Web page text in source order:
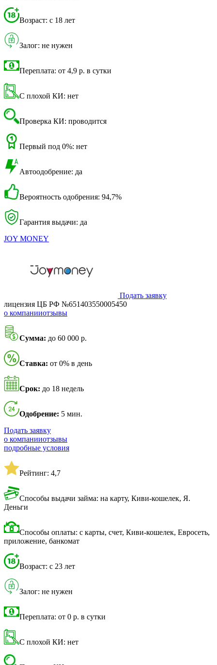
Возраст: с 18 лет
Залог: не нужен
Переплата: от 4,9 р. в сутки
С плохой КИ: нет
Проверка КИ: проводится
Первый под 0%: нет
Автоодобрение: да
Вероятность одобрения: 94,7%
Гарантия выдачи: да
JOY MONEY
Подать заявку
лицензия ЦБ РФ №651403550005450
о компанииотзывы
Сумма: до 60 000 р.
Ставка: от 0% в день
Срок: до 18 недель
Одобрение: 5 мин.
Подать заявку
о компанииотзывы
подробные условия
Рейтинг: 4,7
Способы выдачи займа: на карту, Киви-кошелек, Я.
Деньги
Способы оплаты: с карты, счет, Киви-кошелек, Евросеть,
приложение, банкомат
Возраст: с 23 лет
Залог: не нужен
Переплата: от 0 р. в сутки
С плохой КИ: нет